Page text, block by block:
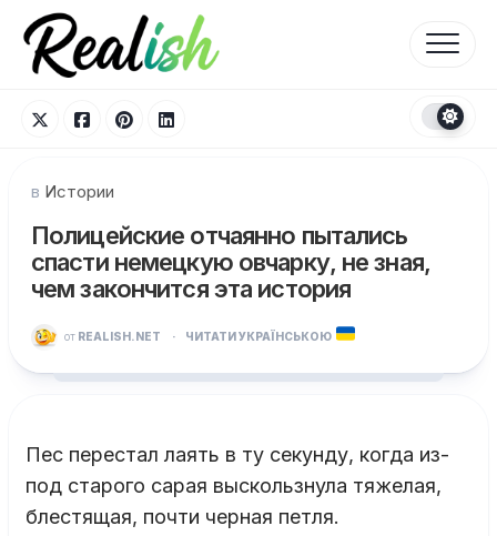
Перейти
содержанию
в Истории
Полицейские отчаянно пытались
спасти немецкую овчарку, не зная,
чем закончится эта история
от REALISH.NET · ЧИТАТИ УКРАЇНСЬКОЮ
Пес перестал лаять в ту секунду, когда из-
под старого сарая выскользнула тяжелая,
блестящая, почти черная петля.